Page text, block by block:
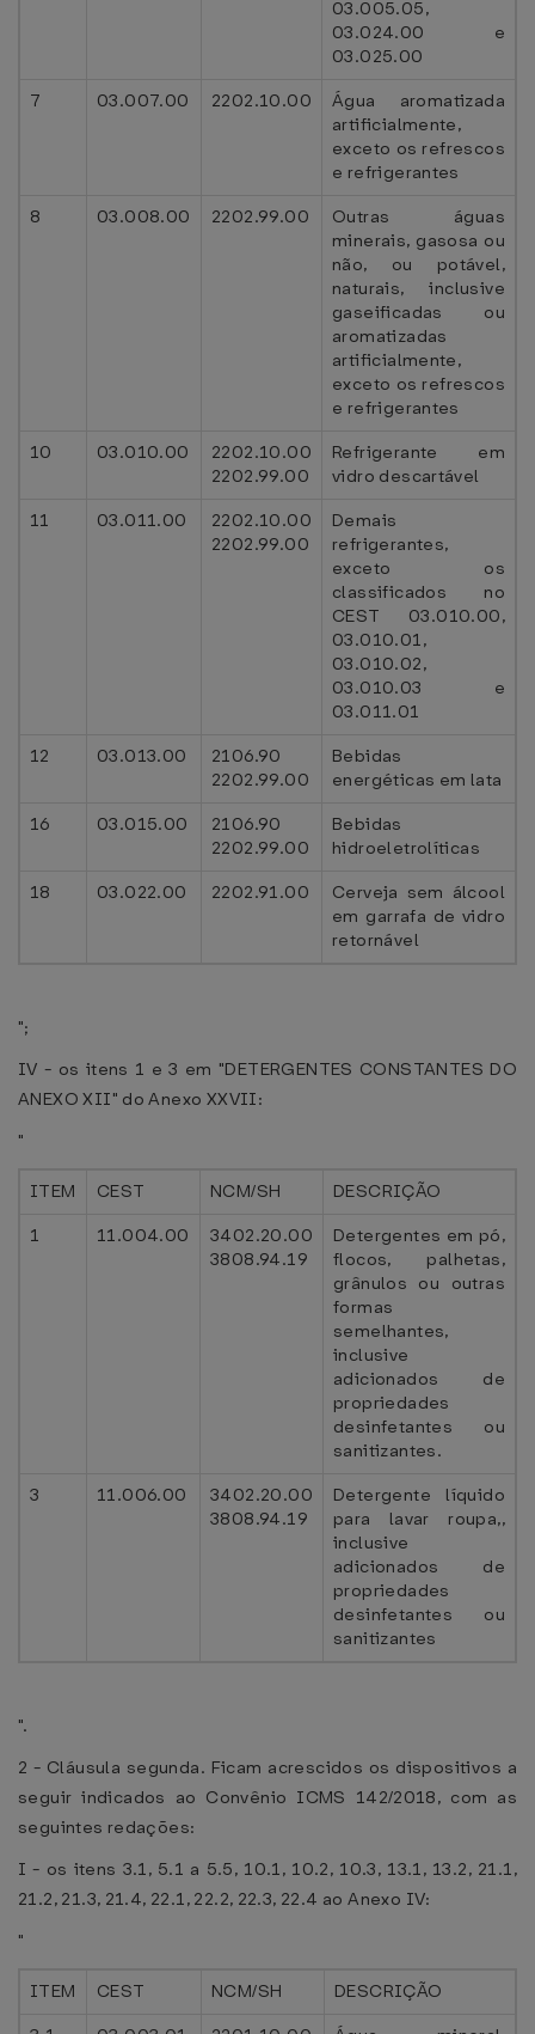
03.005.05,
03.024.00 e
03.025.00
7
03.007.00 2202.10.00
Água aromatizada
artificialmente,
exceto os refrescos
e refrigerantes
8
03.008.00 2202.99.00
Outras águas
minerais, gasosa ou
não, ou potável,
naturais, inclusive
gaseificadas ou
aromatizadas
artificialmente,
exceto os refrescos
e refrigerantes
10
03.010.00
2202.10.00
2202.99.00
Refrigerante em
vidro descartável
11
03.011.00
2202.10.00
2202.99.00
Demais
refrigerantes,
exceto os
classificados no
CEST 03.010.00,
03.010.01,
03.010.02,
03.010.03 e
03.011.01
12
03.013.00
2106.90
2202.99.00
Bebidas
energéticas em lata
16
03.015.00
2106.90
2202.99.00
Bebidas
hidroeletrolíticas
18
03.022.00 2202.91.00
Cerveja sem álcool
em garrafa de vidro
retornável
";
IV - os itens 1 e 3 em "DETERGENTES CONSTANTES DO
ANEXO XII" do Anexo XXVII:
"
ITEM CEST NCM/SH
DESCRIÇÃO
1
11.004.00
3402.20.00
3808.94.19
Detergentes em pó,
flocos, palhetas,
grânulos ou outras
formas
semelhantes,
inclusive
adicionados de
propriedades
desinfetantes ou
sanitizantes.
3
11.006.00
3402.20.00
3808.94.19
Detergente líquido
para lavar roupa,,
inclusive
adicionados de
propriedades
desinfetantes ou
sanitizantes
".
2 - Cláusula segunda. Ficam acrescidos os dispositivos a
seguir indicados ao Convênio ICMS 142/2018, com as
seguintes redações:
I - os itens 3.1, 5.1 a 5.5, 10.1, 10.2, 10.3, 13.1, 13.2, 21.1,
21.2, 21.3, 21.4, 22.1, 22.2, 22.3, 22.4 ao Anexo IV:
"
ITEM CEST NCM/SH
DESCRIÇÃO